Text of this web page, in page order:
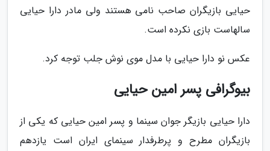
حیایی بازیگران صاحب نامی هستند ولی مادر دارا حیایی
سالهاست بازی نکرده است.
عکس نو دارا حیایی با مدل موی نوش جلب توجه کرد.
بیوگرافی پسر امین حیایی
دارا حیایی بازیگر جوان سینما و پسر امین حیایی که یکی از
بازیگران مطرح و پرطرفدار سینمای ایران است یازدهم